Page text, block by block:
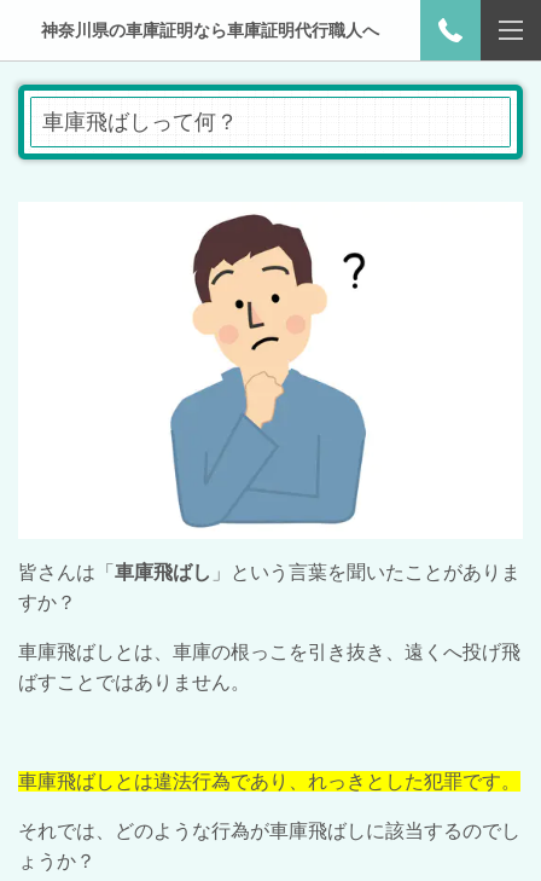
神奈川県の車庫証明なら車庫証明代行職人へ
車庫飛ばしって何？
皆さんは「 車庫飛ばし 」という言葉を聞いたことがありま
すか？
車庫飛ばしとは、車庫の根っこを引き抜き、遠くへ投げ飛
ばすことではありません。
車庫飛ばしとは違法行為であり、れっきとした犯罪です。
それでは、どのような行為が車庫飛ばしに該当するのでし
ょうか？